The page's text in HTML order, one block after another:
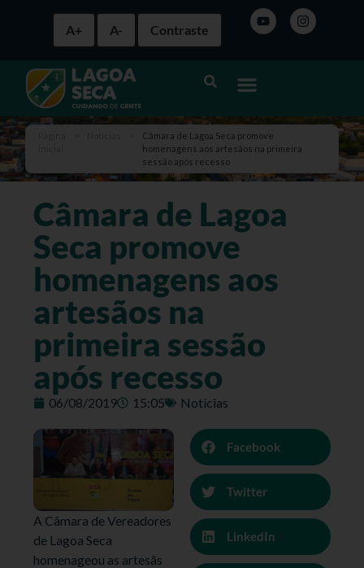
A+ A- Contraste
Câmara de Lagoa Seca promove
homenagens aos artesãos na primeira
sessão após recesso
Câmara de Lagoa
Seca promove
homenagens aos
artesãos na
primeira sessão
após recesso
06/08/2019 15:05 Notícias
A Câmara de Vereadores
de Lagoa Seca
homenageou as artesãs
Facebook
Twitter
LinkedIn